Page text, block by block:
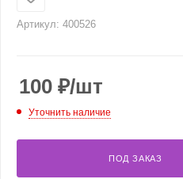
Артикул: 400526
100 ₽/шт
Уточнить наличие
ПОД ЗАКАЗ